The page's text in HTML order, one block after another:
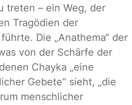
treten – ein Weg, der
Tragödien der
Die „Anathema“ der
von der Schärfe der
Chayka „eine
Gebete“ sieht, „die
menschlicher